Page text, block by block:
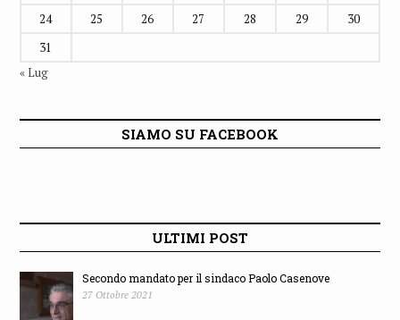
24
25 26 27 28 29
30
31
« Lug
SIAMO SU FACEBOOK
ULTIMI POST
Secondo mandato per il sindaco Paolo Casenove
27 Ottobre 2021